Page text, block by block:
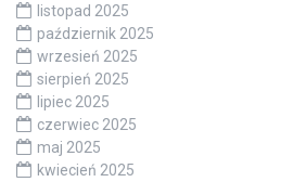
listopad 2025
październik 2025
wrzesień 2025
sierpień 2025
lipiec 2025
czerwiec 2025
maj 2025
kwiecień 2025